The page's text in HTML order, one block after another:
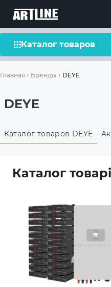
Каталог товаров
Главная Бренды DEYE
DEYE
Каталог товаров DEYE
Каталог